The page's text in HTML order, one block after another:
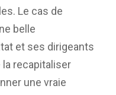
Le cas de
belle
et ses dirigeants
la recapitaliser
une vraie